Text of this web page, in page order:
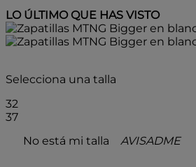
LO ÚLTIMO QUE HAS VISTO
Selecciona una talla
32
37
No está mi talla
AVISADME